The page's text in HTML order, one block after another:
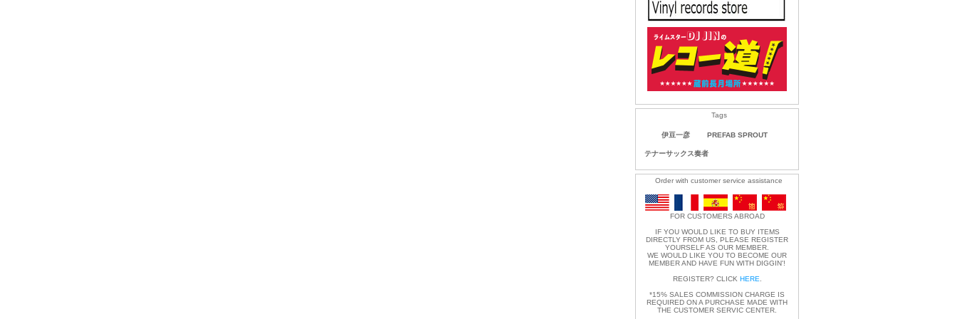
Tags
伊豆一彦 PREFAB SPROUT
テナーサックス奏者
Order with customer service assistance
FOR CUSTOMERS ABROAD
IF YOU WOULD LIKE TO BUY ITEMS
DIRECTLY FROM US, PLEASE REGISTER
YOURSELF AS OUR MEMBER.
WE WOULD LIKE YOU TO BECOME OUR
MEMBER AND HAVE FUN WITH DIGGIN'!
REGISTER? CLICK HERE
*15% SALES COMMISSION CHARGE IS
REQUIRED ON A PURCHASE MADE WITH
THE CUSTOMER SERVIC CENTER.